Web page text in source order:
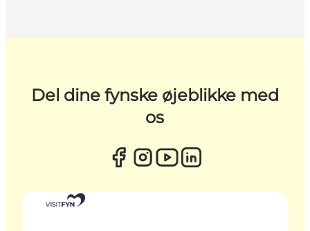
Del dine fynske øjeblikke med
os